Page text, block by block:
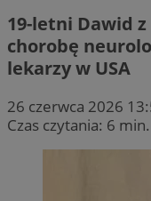
19-letni Dawid
chorobę
lekarzy w USA
26 czerwca 2026
Czas czytania: 6 min.